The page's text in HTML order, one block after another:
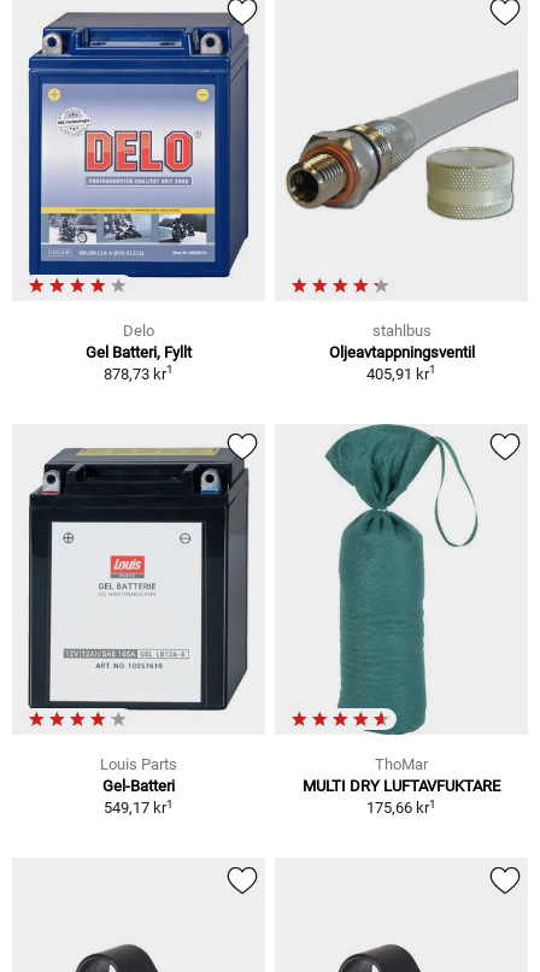
Delo
Gel Batteri, Fyllt
878,73 kr1
stahlbus
Oljeavtappningsventil
405,91 kr1
Louis Parts
Gel-Batteri
549,17 kr1
ThoMar
MULTI DRY LUFTAVFUKTARE
175,66 kr1